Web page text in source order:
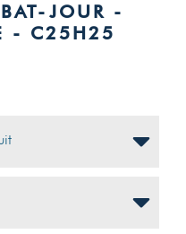
JOUR -
- C25H25